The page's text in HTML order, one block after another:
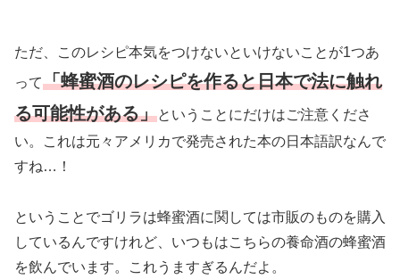
ただ、このレシピ本気をつけないといけないことが1つあ
って「蜂蜜酒のレシピを作ると日本で法に触れ
る可能性がある」ということにだけはご注意くださ
い。これは元々アメリカで発売された本の日本語訳なんで
すね…！
ということでゴリラは蜂蜜酒に関しては市販のものを購入
しているんですけれど、いつもはこちらの養命酒の蜂蜜酒
を飲んでいます。これうますぎるんだよ。